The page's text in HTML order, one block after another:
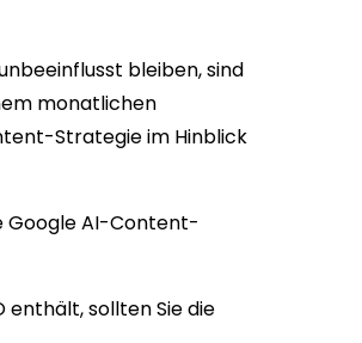
bleiben, sind
monatlichen
Strategie im Hinblick
Google AI-Content-
enthält, sollten Sie die